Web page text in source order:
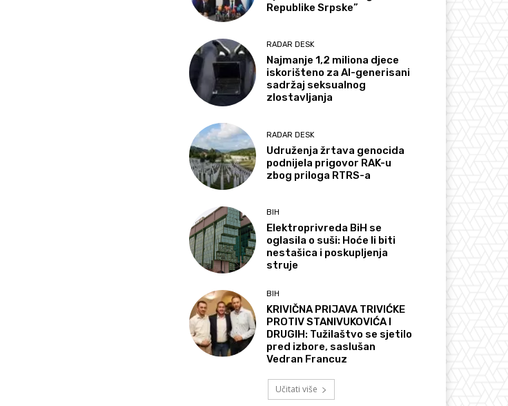
Republike Srpske”
RADAR DESK
Najmanje 1,2 miliona djece
iskorišteno za AI-generisani
sadržaj seksualnog
zlostavljanja
RADAR DESK
Udruženja žrtava genocida
podnijela prigovor RAK-u
zbog priloga RTRS-a
BIH
Elektroprivreda BiH se
oglasila o suši: Hoće li biti
nestašica i poskupljenja
struje
BIH
KRIVIČNA PRIJAVA TRIVIĆKE
PROTIV STANIVUKOVIĆA I
DRUGIH: Tužilaštvo se sjetilo
pred izbore, saslušan
Vedran Francuz
Učitati više